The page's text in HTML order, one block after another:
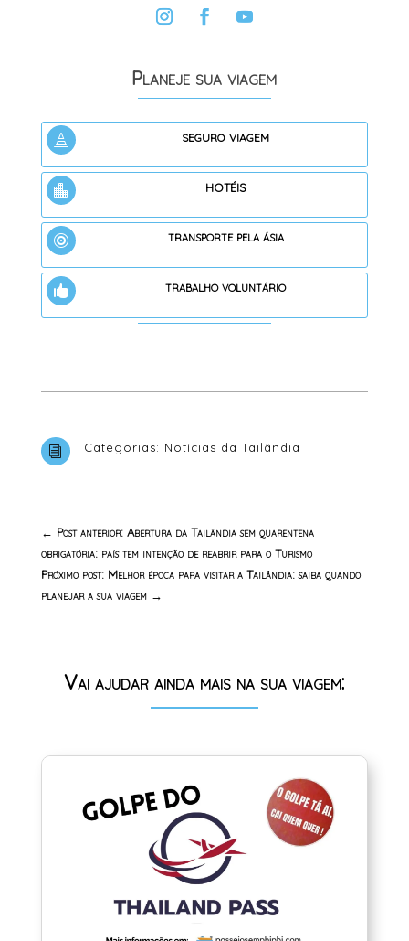
Planeje sua viagem
 seguro viagem
 hotéis
 transporte pela ásia
 trabalho voluntário
i Categorias: Notícias da Tailândia
← Post anterior: Abertura da Tailândia sem quarentena
obrigatória: país tem intenção de reabrir para o Turismo
Próximo post: Melhor época para visitar a Tailândia: saiba quando
planejar a sua viagem→
Vai ajudar ainda mais na sua viagem: